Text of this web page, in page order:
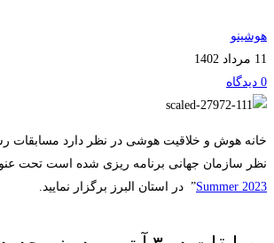
هوشینو
11 مرداد 1402
0 دیدگاه‌
مسابقه
کشوری
خانه هوش و خلاقیت هوشی در نظر دارد مسابقات
نظر سازمان جهانی برنامه ریزی شده است تحت
Summer 2023” در استان البرز برگزار نمایید.